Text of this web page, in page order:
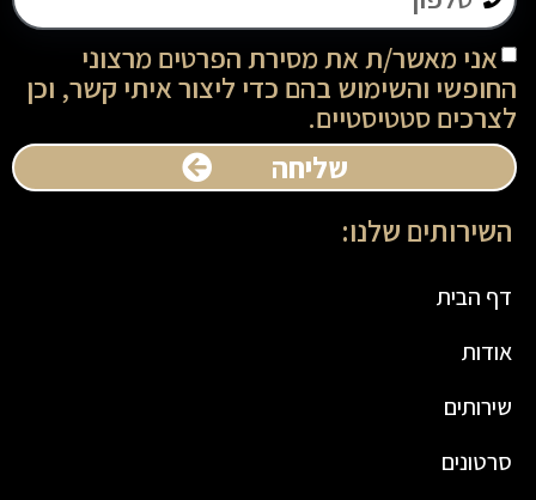
אני מאשר/ת את מסירת הפרטים מרצוני
החופשי והשימוש בהם כדי ליצור איתי קשר, וכן
לצרכים סטטיסטיים.
שליחה
השירותים שלנו:
דף הבית
אודות
שירותים
סרטונים